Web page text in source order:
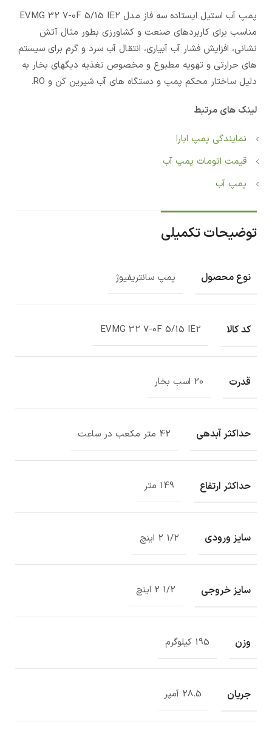
پمپ آب استيل ایستاده سه فاز مدل EVMG 32 7-0F 5/15 IE2
مناسب برای کاربردهای صنعت و کشاورزی بطور مثال آتش
نشانی، افزایش فشار آب آبیاری، انتقال آب سرد و گرم برای سیستم
های حرارتی و تهویه مطبوع و مخصوص تغذیه دیگهای بخار به
دلیل ساختار محکم پمپ و دستگاه های آب شیرین کن و RO.
لینک های مرتبط
نمایندگی پمپ ابارا
قیمت اتومات پمپ آب
پمپ آب
توضیحات تکمیلی
نوع محصول پمپ سانتریفیوژ
کد کالا EVMG 32 7-0F 5/15 IE2
قدرت 20 اسب بخار
حداکثر آبدهی 42 متر مکعب در ساعت
حداکثر ارتفاع 149 متر
سایز ورودی 1/2 2 اینچ
سایز خروجی 1/2 2 اینچ
وزن 195 کیلوگرم
جریان 28.5 آمپر